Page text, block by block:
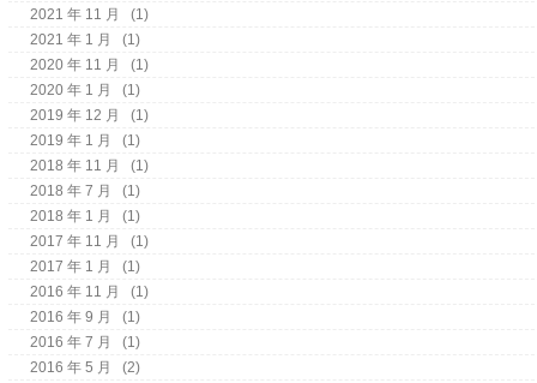
2021 年 11 月
(1)
2021 年 1 月
(1)
2020 年 11 月
(1)
2020 年 1 月
(1)
2019 年 12 月
(1)
2019 年 1 月
(1)
2018 年 11 月
(1)
2018 年 7 月
(1)
2018 年 1 月
(1)
2017 年 11 月
(1)
2017 年 1 月
(1)
2016 年 11 月
(1)
2016 年 9 月
(1)
2016 年 7 月
(1)
2016 年 5 月
(2)